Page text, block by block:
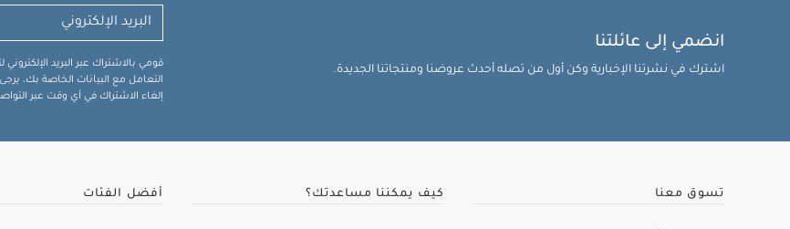
انضمي إلى عائلتنا
اشترك في نشرتنا الإخبارية وكن أول من تصله أحدث عروضنا ومنتجاتنا الجديدة.
قومي بالاشتراك عبر البريد
التعامل مع البيانات الخاصة بك،
إلغاء الاشتراك في أي وقت عبر
تسوق معنا كيف يمكننا مساعدتك؟ أفضل الفئات